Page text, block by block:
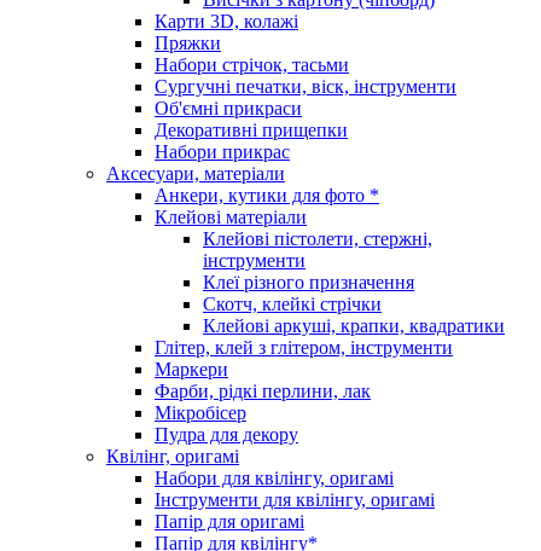
Карти 3D, колажі
Пряжки
Набори стрічок, тасьми
Сургучні печатки, віск, інструменти
Об'ємні прикраси
Декоративні прищепки
Набори прикрас
Аксесуари, матеріали
Анкери, кутики для фото *
Клейові матеріали
Клейові пістолети, стержні,
інструменти
Клеї різного призначення
Скотч, клейкі стрічки
Клейові аркуші, крапки, квадратики
Глітер, клей з глітером, інструменти
Маркери
Фарби, рідкі перлини, лак
Мікробісер
Пудра для декору
Квілінг, оригамі
Набори для квілінгу, оригамі
Інструменти для квілінгу, оригамі
Папір для оригамі
Папір для квілінгу*